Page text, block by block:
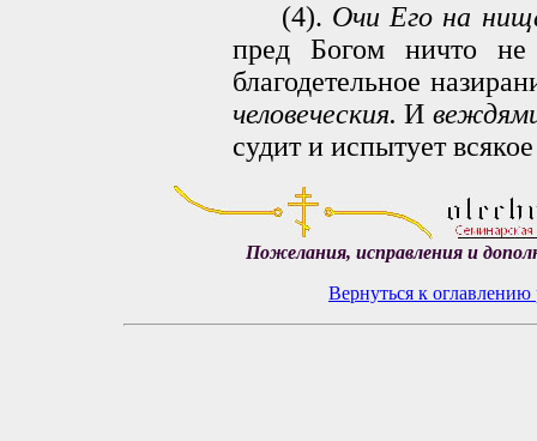
(4). Очи Его на
пред Богом ничто
благодетельное
человеческия. И
судит и испытует
Пожелания, исправления и
Вернуться к оглавлению